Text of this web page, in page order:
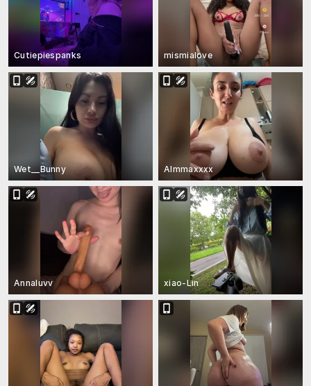
Cutiepiespanks mismialove
Wet__Bunny Almmaxxxx
Annaluvv xiao-Lin